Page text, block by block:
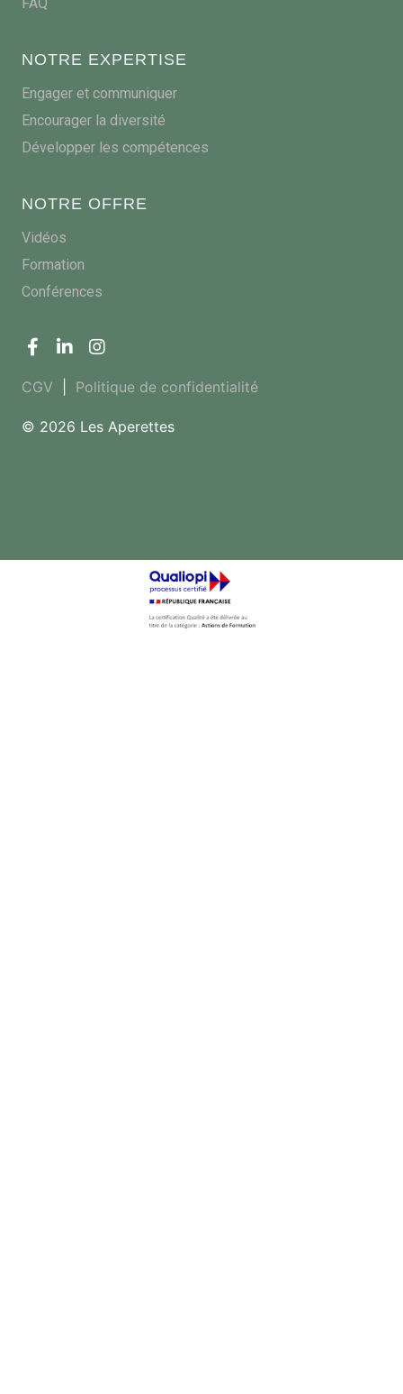
NOTRE EXPERTISE
Engager et communiquer
Encourager la diversité
Développer les compétences
NOTRE OFFRE
Vidéos
Formation
Conférences
CGV Politique de confidentialité
© 2026 Les Aperettes